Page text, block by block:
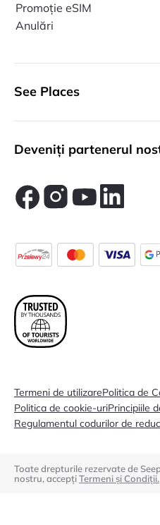
Promoție eSIM
Anulări
See Places
Deveniți partenerul
Termeni de utilizarePolitica de
Politica de cookie-uriPrincipiile
Regulamentul codurilor de
Toate drepturile rezervate de
nostru, accepțiTermeni și Condiții.